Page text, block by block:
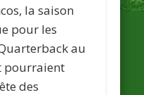
la saison
pour les
au
pourraient
des